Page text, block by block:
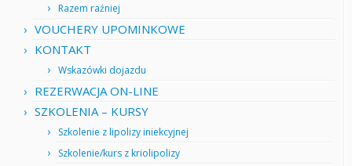
Razem raźniej
VOUCHERY UPOMINKOWE
KONTAKT
Wskazówki dojazdu
REZERWACJA ON-LINE
SZKOLENIA – KURSY
Szkolenie z lipolizy iniekcyjnej
Szkolenie/kurs z kriolipolizy